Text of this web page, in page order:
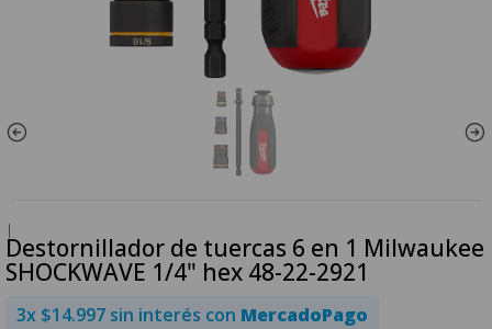
|
Destornillador de tuercas 6 en 1 Milwaukee
SHOCKWAVE 1/4" hex 48-22-2921
3x $14.997 sin interés con MercadoPago